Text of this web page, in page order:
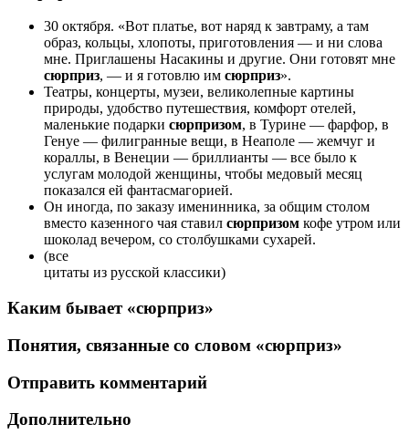
30 октября. «Вот платье, вот наряд к завтраму, а там
образ, кольцы, хлопоты, приготовления — и ни слова
мне. Приглашены Насакины и другие. Они готовят мне
сюрприз, — и я готовлю им сюрприз».
Театры, концерты, музеи, великолепные картины
природы, удобство путешествия, комфорт отелей,
маленькие подарки сюрпризом, в Турине — фарфор, в
Генуе — филигранные вещи, в Неаполе — жемчуг и
кораллы, в Венеции — бриллианты — все было к
услугам молодой женщины, чтобы медовый месяц
показался ей фантасмагорией.
Он иногда, по заказу именинника, за общим столом
вместо казенного чая ставил сюрпризом кофе утром или
шоколад вечером, со столбушками сухарей.
(все
цитаты из русской классики)
Каким бывает «сюрприз»
Понятия, связанные со словом «сюрприз»
Отправить комментарий
Дополнительно